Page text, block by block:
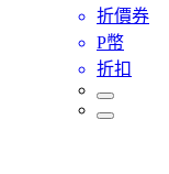
折價券
P幣
折扣